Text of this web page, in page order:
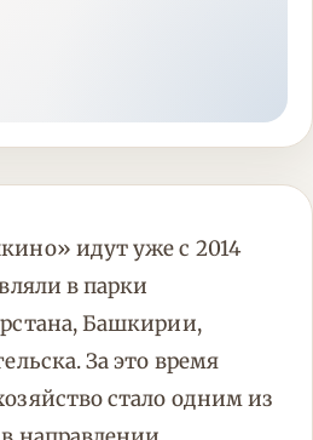
идут уже с 2014
в парки
Башкирии,
За это время
стало одним из